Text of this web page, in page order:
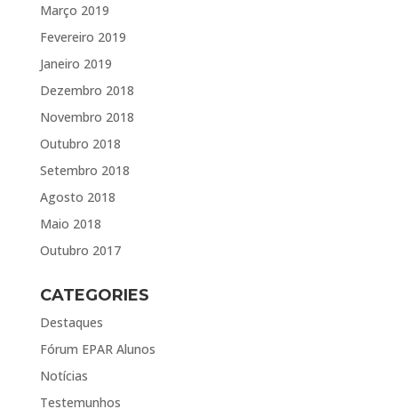
Março 2019
Fevereiro 2019
Janeiro 2019
Dezembro 2018
Novembro 2018
Outubro 2018
Setembro 2018
Agosto 2018
Maio 2018
Outubro 2017
CATEGORIES
Destaques
Fórum EPAR Alunos
Notícias
Testemunhos